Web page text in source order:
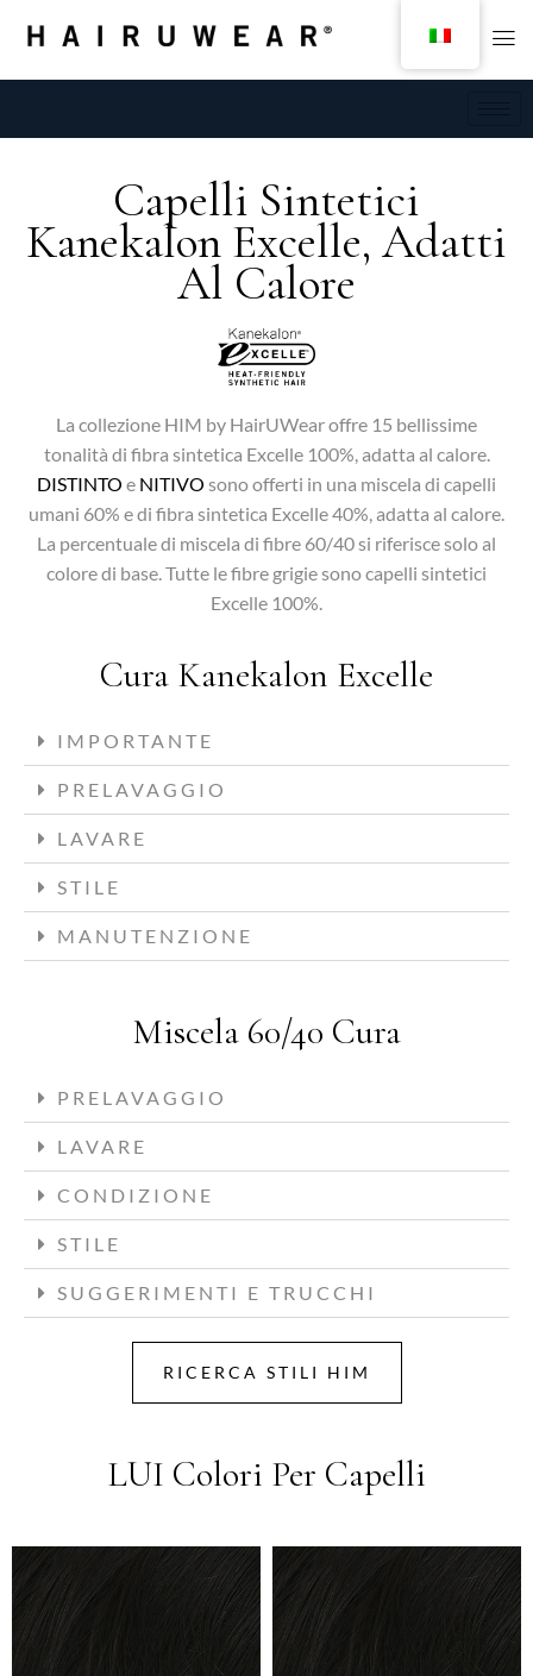
Capelli Sintetici
Kanekalon Excelle, Adatti
Al Calore
La collezione HIM by HairUWear offre 15 bellissime
tonalità di fibra sintetica Excelle 100%, adatta al calore.
DISTINTO e NITIVO sono offerti in una miscela di capelli
umani 60% e di fibra sintetica Excelle 40%, adatta al calore.
La percentuale di miscela di fibre 60/40 si riferisce solo al
colore di base. Tutte le fibre grigie sono capelli sintetici
Excelle 100%.
Cura Kanekalon Excelle
IMPORTANTE
PRELAVAGGIO
LAVARE
STILE
MANUTENZIONE
Miscela 60/40 Cura
PRELAVAGGIO
LAVARE
CONDIZIONE
STILE
SUGGERIMENTI E TRUCCHI
RICERCA STILI HIM
LUI Colori Per Capelli